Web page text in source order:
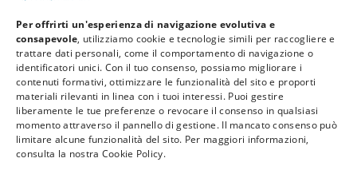
Per offrirti un'esperienza di navigazione evolutiva e
consapevole, utilizziamo cookie e tecnologie simili per raccogliere e
trattare dati personali, come il comportamento di navigazione o
identificatori unici. Con il tuo consenso, possiamo migliorare i
contenuti formativi, ottimizzare le funzionalità del sito e proporti
materiali rilevanti in linea con i tuoi interessi. Puoi gestire
liberamente le tue preferenze o revocare il consenso in qualsiasi
momento attraverso il pannello di gestione. Il mancato consenso può
limitare alcune funzionalità del sito. Per maggiori informazioni,
consulta la nostra Cookie Policy.
Privacy Policy Cookie Policy Termini e Condizioni
© 2026 BioPsicoQuantistica® – Tutti i diritti riservati. Powered byAthena
Company